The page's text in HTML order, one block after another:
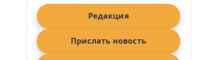
Редакция
Прислать новость